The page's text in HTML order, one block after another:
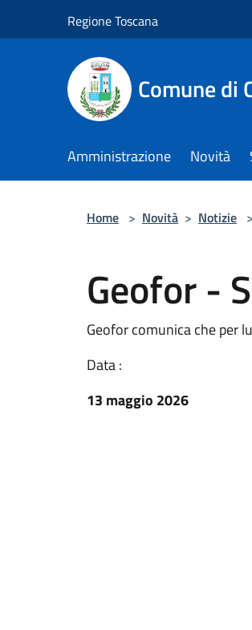
Regione Toscana
Comune di
Amministrazione Novità
Home > Novità > Notizie >
Geofor -
Geofor comunica che per
Data :
13 maggio 2026